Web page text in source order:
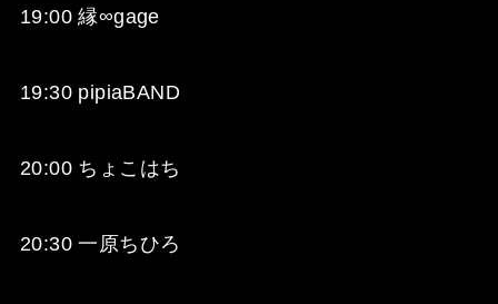
19:00 縁∞gage
19:30 pipiaBAND
20:00 ちょこはち
20:30 一原ちひろ